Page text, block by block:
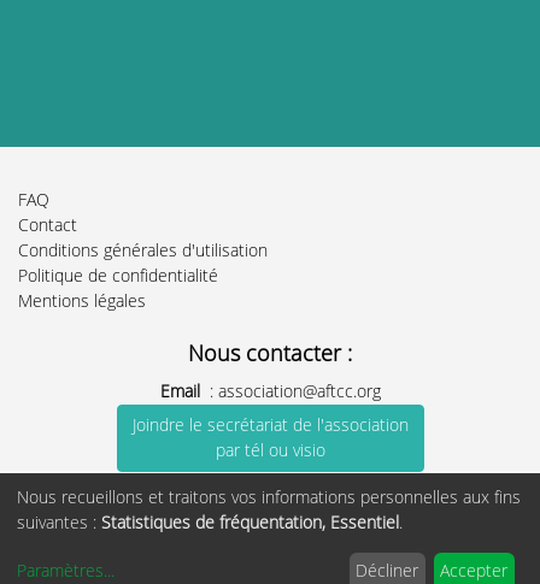
FAQ
Contact
Conditions générales d'utilisation
Politique de confidentialité
Mentions légales
Nous contacter :
Email : association@aftcc.org
Joindre le secrétariat de l'association
par tél ou visio
(mardi et jeudi de 14 à 16H uniquement)
Nous recueillons et traitons vos informations personnelles aux fins
suivantes : Statistiques de fréquentation, Essentiel .
Paramètres... Décliner Accepter